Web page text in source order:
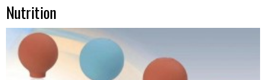
Nutrition